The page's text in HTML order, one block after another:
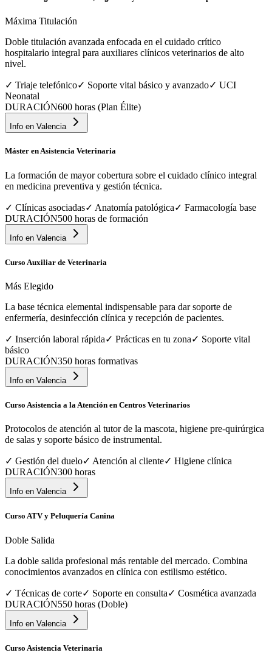
Máxima Titulación
Doble titulación avanzada enfocada en el cuidado crítico
hospitalario integral para auxiliares clínicos veterinarios de alto
nivel.
✓ Triaje telefónico✓ Soporte vital básico y avanzado✓ UCI
Neonatal
DURACIÓN600 horas (Plan Élite)
Info en Valencia
Máster en Asistencia Veterinaria
La formación de mayor cobertura sobre el cuidado clínico integral
en medicina preventiva y gestión técnica.
✓ Clínicas asociadas✓ Anatomía patológica✓ Farmacología base
DURACIÓN500 horas de formación
Info en Valencia
Curso Auxiliar de Veterinaria
Más Elegido
La base técnica elemental indispensable para dar soporte de
enfermería, desinfección clínica y recepción de pacientes.
✓ Inserción laboral rápida✓ Prácticas en tu zona✓ Soporte vital
básico
DURACIÓN350 horas formativas
Info en Valencia
Curso Asistencia a la Atención en Centros Veterinarios
Protocolos de atención al tutor de la mascota, higiene pre-quirúrgica
de salas y soporte básico de instrumental.
✓ Gestión del duelo✓ Atención al cliente✓ Higiene clínica
DURACIÓN300 horas
Info en Valencia
Curso ATV y Peluquería Canina
Doble Salida
La doble salida profesional más rentable del mercado. Combina
conocimientos avanzados en clínica con estilismo estético.
✓ Técnicas de corte✓ Soporte en consulta✓ Cosmética avanzada
DURACIÓN550 horas (Doble)
Info en Valencia
Curso Asistencia Veterinaria